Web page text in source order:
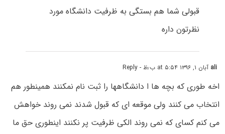
قبولی شما هم بستگی به ظرفیت دانشگاه مورد
نظرتون داره
ali آبان ۱, ۱۳۹۶ at ۵:۵۴ ب٫ظ - Reply
اخه طوری که بچه ها ا دانشگاهها را ثبت نام نمکنند همینطور هم
انتخاب مى کنند ولى موقعه اى که قبول شدند نمى روند خواهش
مى کنم کساى که نمى روند الکى ظرفیت پر نکنند اینطوری حق ما